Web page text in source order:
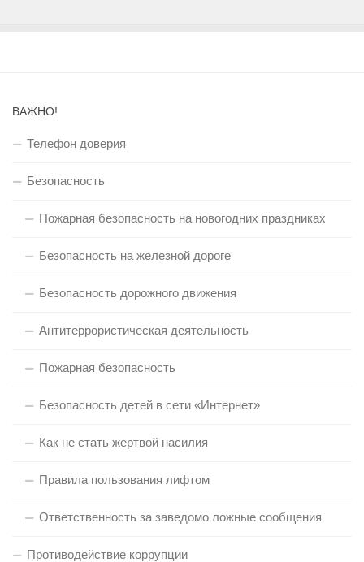
ВАЖНО!
Телефон доверия
Безопасность
Пожарная безопасность на новогодних праздниках
Безопасность на железной дороге
Безопасность дорожного движения
Антитеррористическая деятельность
Пожарная безопасность
Безопасность детей в сети «Интернет»
Как не стать жертвой насилия
Правила пользования лифтом
Ответственность за заведомо ложные сообщения
Противодействие коррупции